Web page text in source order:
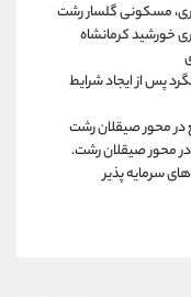
مسکونی گلسار رشت
خورشید کرمانشاه
003 واحدی هشتگرد پس از ایجاد شرایط
سرمایه پذیر